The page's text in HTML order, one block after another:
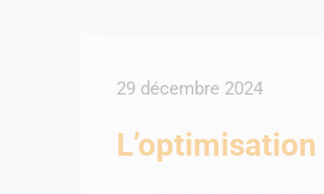
29 décembre 2024